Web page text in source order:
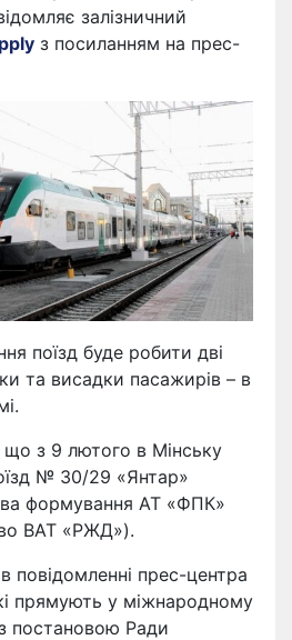
залізничний
з посиланням на прес-
поїзд буде робити дві
та висадки пасажирів – в
з 9 лютого в Мінську
№ 30/29 «Янтар»
формування АТ «ФПК»
ВАТ «РЖД»).
повідомленні прес-центра
прямують у міжнародному
з постановою Ради